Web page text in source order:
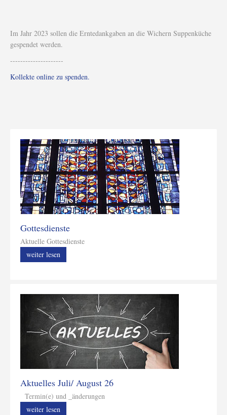
Im Jahr 2023 sollen die Erntedankgaben an die Wichern Suppenküche
gespendet werden.
---------------------
Kollekte online zu spenden.
Gottesdienste
Aktuelle Gottesdienste
weiter lesen
Aktuelles Juli/ August 26
Termin(e) und _änderungen
weiter lesen